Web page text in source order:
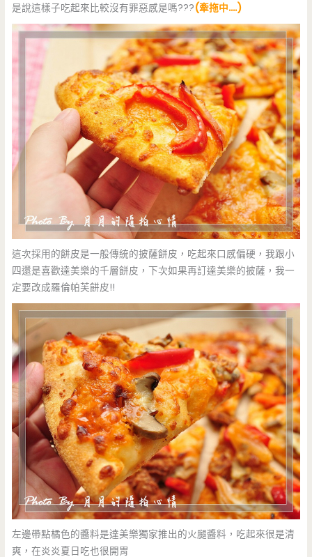
是說這樣子吃起來比較沒有罪惡感是嗎???(牽拖中….)
這次採用的餅皮是一般傳統的披薩餅皮，吃起來口感偏硬，我跟小
四還是喜歡達美樂的千層餅皮，下次如果再訂達美樂的披薩，我一
定要改成羅倫帕芙餅皮!!
左邊帶點橘色的醬料是達美樂獨家推出的火腿醬料，吃起來很是清
爽，在炎炎夏日吃也很開胃